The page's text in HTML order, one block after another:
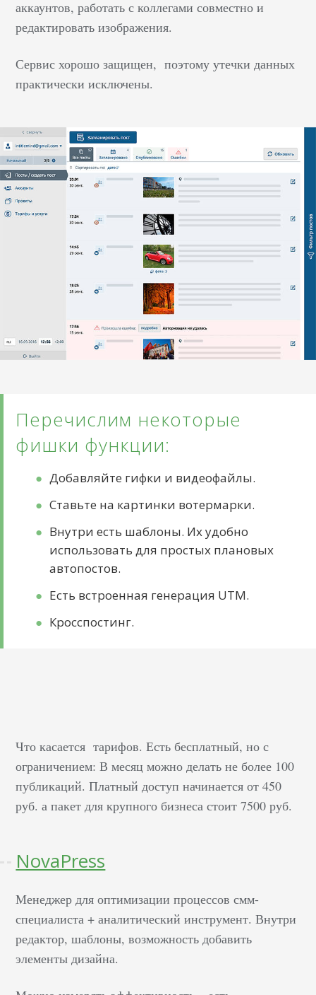
аккаунтов, работать с коллегами совместно и
редактировать изображения.
Сервис хорошо защищен, поэтому утечки данных
практически исключены.
Перечислим некоторые
фишки функции:
Добавляйте гифки и видеофайлы.
Ставьте на картинки вотермарки.
Внутри есть шаблоны. Их удобно
использовать для простых плановых
автопостов.
Есть встроенная генерация UTM.
Кросспостинг.
Что касается тарифов. Есть бесплатный, но с
ограничением: В месяц можно делать не более 100
публикаций. Платный доступ начинается от 450
руб. а пакет для крупного бизнеса стоит 7500 руб.
NovaPress
Менеджер для оптимизации процессов смм-
специалиста + аналитический инструмент. Внутри
редактор, шаблоны, возможность добавить
элементы дизайна.